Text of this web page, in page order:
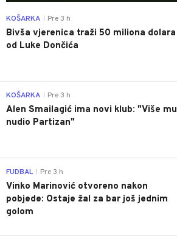
KOŠARKA Pre 3 h
Bivša vjerenica traži 50 miliona dolara
od Luke Dončića
KOŠARKA Pre 3 h
Alen Smailagić ima novi klub: "Više mu
nudio Partizan"
FUDBAL Pre 3 h
Vinko Marinović otvoreno nakon
pobjede: Ostaje žal za bar još jednim
golom